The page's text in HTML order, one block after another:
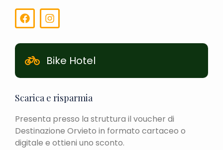
Bike Hotel
Scarica e risparmia
Presenta presso la struttura il voucher di
Destinazione Orvieto in formato cartaceo o
digitale e ottieni uno sconto.